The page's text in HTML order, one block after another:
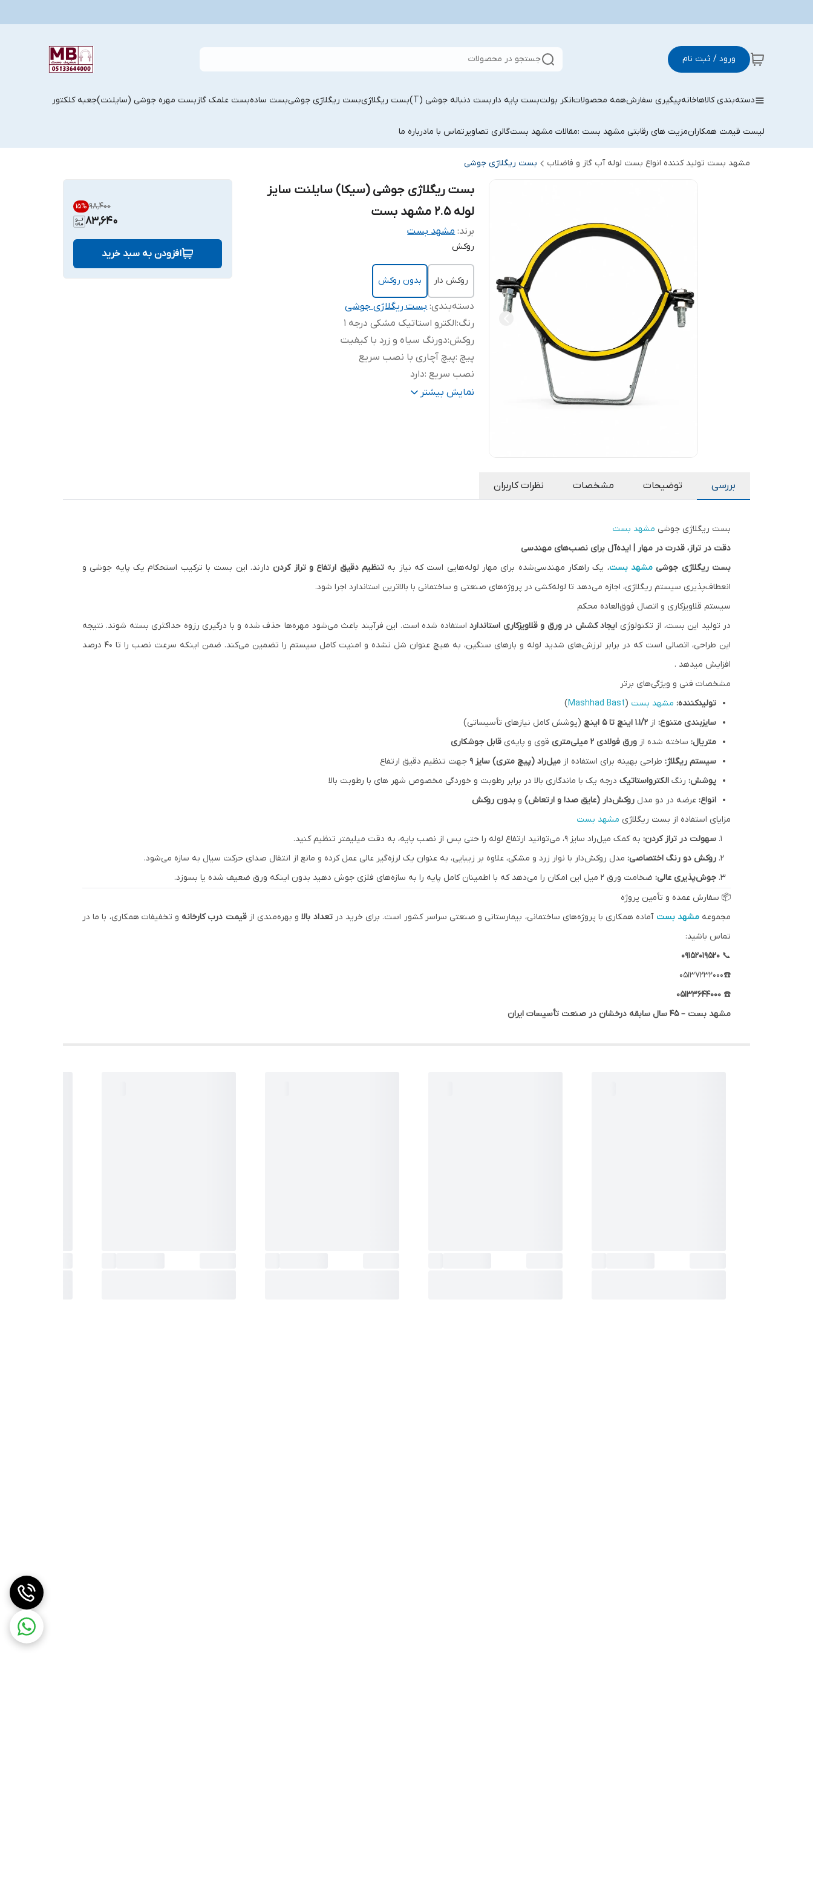
ورود / ثبت نام جستجو در محصولات
دسته‌بندی کالاهاخانهپیگیری سفارشهمه محصولاتانکر بولتبست پایه داربست دنباله جوشی (T) بست ریگلاژیبست ریگلاژی جوشیبست سادهبست علمک گازبست مهره جوشی (سایلنت)جعبه کلکتور
لیست قیمت همکارانمزیت های رقابتی مشهد بست :مقالات مشهد بستگالری تصاویرتماس با مادرباره ما
مشهد بست تولید کننده انواع بست لوله آب گاز و فاضلاب بست ریگلاژی جوشی
بست ریگلاژی جوشی (سیکا) سایلنت سایز
لوله 2.5 مشهد بست
برند: مشهد بست
روکش
روکش دار بدون روکش
دسته‌بندی:بست ریگلاژی جوشی
رنگ:الکترو استاتیک مشکی درجه 1
روکش:دورنگ سیاه و زرد با کیفیت
پیچ :پیچ آچاری با نصب سریع
نصب سریع :دارد
ورق قوی 2 :2 میلیمتر قوی
نمایش بیشتر
۹۸٬۴۰۰ 15%
83,640
افزودن به سبد خرید
بررسی توضیحات مشخصات نظرات کاربران
بست ریگلاژی جوشی مشهد بست
دقت در تراز، قدرت در مهار | ایده‌آل برای نصب‌های مهندسی
بست ریگلاژی جوشی مشهد بست، یک راهکار مهندسی‌شده برای مهار لوله‌هایی است که نیاز به تنظیم دقیق ارتفاع و تراز کردن دارند. این بست با ترکیب استحکام یک پایه جوشی و
انعطاف‌‌پذیری سیستم ریگلاژی، اجازه می‌دهد تا لوله‌کشی در پروژه‌های صنعتی و ساختمانی با بالاترین استاندارد اجرا شود.
سیستم قلاویزکاری و اتصال فوق‌العاده محکم
در تولید این بست، از تکنولوژی ایجاد کشش در ورق و قلاویزکاری استاندارداستفاده شده است. این فرآیند باعث می‌شود مهره‌ها حذف شده و با درگیری رزوه حداکثری بسته شوند. نتیجه
این طراحی، اتصالی است که در برابر لرزش‌های شدید لوله و بارهای سنگین، به هیچ عنوان شل نشده و امنیت کامل سیستم را تضمین می‌کند. ضمن اینکه سرعت نصب را تا 40 درصد
افزایش میدهد .
مشخصات فنی و ویژگی‌های برتر
تولیدکننده: مشهد بست (
Mashhad Bast
)
سایزبندی متنوع: از ۱.۱/۲ اینچ تا ۵ اینچ
(پوشش کامل نیازهای تأسیساتی)
متریال: ساخته شده از ورق فولادی ۲ میلی‌متری قوی و پایه‌ی قابل جوشکاری
سیستم ریگلاژ: طراحی بهینه برای استفاده از میل‌راد (پیچ متری) سایز ۹
جهت تنظیم دقیق ارتفاع
پوشش: رنگ الکترواستاتیک درجه یک با ماندگاری بالا در برابر رطوبت و خوردگی مخصوص شهر های با رطوبت بالا
انواع: عرضه در دو مدل روکش‌دار (عایق صدا و ارتعاش) و بدون روکش
مزایای استفاده از بست ریگلاژی مشهد بست
سهولت در تراز کردن: به کمک میل‌راد سایز ۹، می‌توانید ارتفاع لوله را حتی پس از نصب پایه، به دقت میلیمتر تنظیم کنید.
روکش دو رنگ اختصاصی: مدل روکش‌دار با نوار زرد و مشکی، علاوه بر زیبایی، به عنوان یک لرزه‌گیر عالی عمل کرده و مانع از انتقال صدای حرکت سیال به سازه می‌شود.
جوش‌پذیری عالی: ضخامت ورق ۲ میل این امکان را می‌دهد که با اطمینان کامل پایه را به سازه‌های فلزی جوش دهید بدون اینکه ورق ضعیف شده یا بسوزد.
📦 سفارش عمده و تأمین پروژه
مجموعهمشهد بست آماده همکاری با پروژه‌های ساختمانی، بیمارستانی و صنعتی سراسر کشور است. برای خرید درتعداد بالاو بهره‌مندی ازقیمت درب کارخانه و تخفیفات همکاری، با ما در
تماس باشید:
📞 ۰۹۱۵۲۰۱۹۵۲۰
☎️05137232000
☎️ ۰۵۱۳۳۶۴۴۰۰۰
مشهد بست – ۴۵ سال سابقه درخشان در صنعت تأسیسات ایران